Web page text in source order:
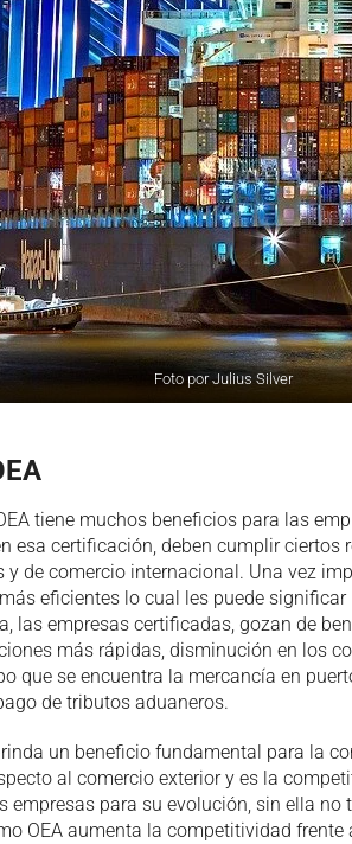
Foto por Julius Silver
tiene muchos beneficios para las
esa certificación, deben cumplir ciertos
y de comercio internacional. Una vez
eficientes lo cual les puede
las empresas certificadas, gozan de
más rápidas, disminución en los
que se encuentra la mercancía en
de tributos aduaneros.
un beneficio fundamental para la
al comercio exterior y es la
empresas para su evolución, sin ella no
OEA aumenta la competitividad frente